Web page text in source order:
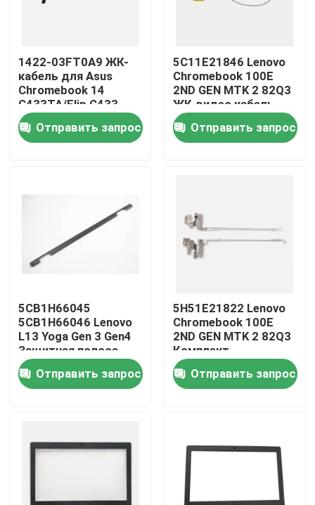
Дом
Продукты
Путешествие фабрики
Проверка качества
Свяжитесь мы
Замена экрана Lenovo LCD
Замена экрана Dell LCD
1422-03FT0A9 ЖК-
кабель для Asus
Chromebook 14
C433TA/Flip C433
Отправить запрос
5C11E21846 Lenovo
Chromebook 100E
2ND GEN MTK 2 82Q3
ЖК-видео кабель
Отправить запрос
5CB1H66045
5CB1H66046 Lenovo
L13 Yoga Gen 3 Gen4
Защитная полоса
крышки шарнира
ЖК-дисплея
Отправить запрос
5H51E21822 Lenovo
Chromebook 100E
2ND GEN MTK 2 82Q3
Комплект
комплектаций
Отправить запрос